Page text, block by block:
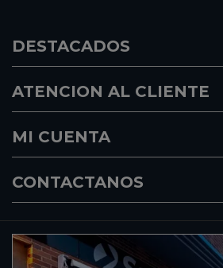
DESTACADOS
ATENCION AL CLIENTE
MI CUENTA
CONTACTANOS